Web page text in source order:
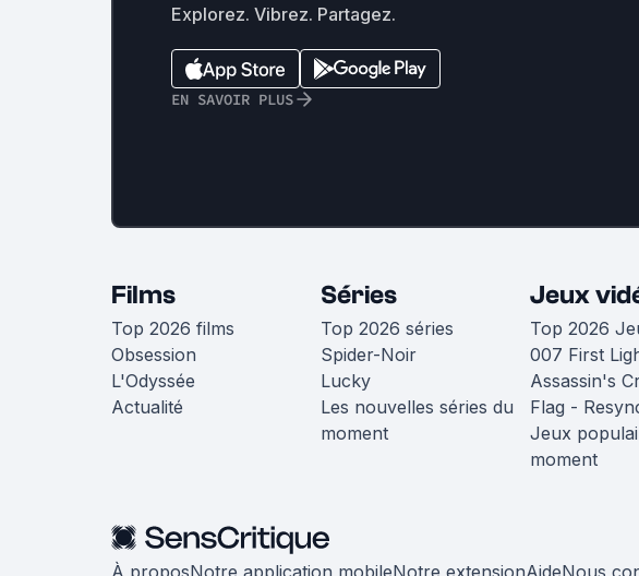
Explorez. Vibrez. Partagez.
EN SAVOIR PLUS
Films
Top 2026 films
Obsession
L'Odyssée
Actualité
Séries
Top 2026 séries
Spider-Noir
Lucky
Les nouvelles séries du
moment
Jeux
Top 2026
007 First
Assassin's
Flag -
Jeux
moment
À proposNotre application mobileNotre extensionAideNous